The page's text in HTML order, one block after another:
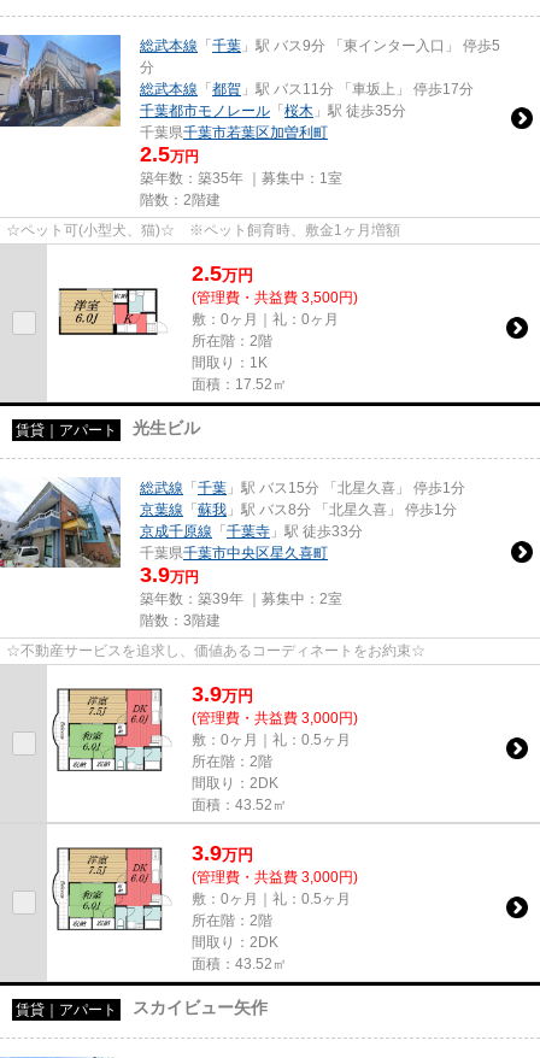
総武本線 「 千葉 」駅 バス9分 「東インター入口」 停歩5
分
総武本線 「 都賀 」駅 バス11分 「車坂上」 停歩17分
千葉都市モノレール 「 桜木 」駅 徒歩35分
千葉県千葉市若葉区加曽利町
2.5万円
築年数：築35年 ｜募集中： 1室
階数：2階建
☆ペット可(小型犬、猫)☆ ※ペット飼育時、敷金1ヶ月増額
2.5万円
(管理費・共益費 3,500円)
敷：0ヶ月｜礼：0ヶ月
所在階：2階
間取り：1K
面積：17.52㎡
賃貸｜アパート 光生ビル
総武線 「 千葉 」駅 バス15分 「北星久喜」 停歩1分
京葉線 「 蘇我 」駅 バス8分 「北星久喜」 停歩1分
京成千原線 「 千葉寺 」駅 徒歩33分
千葉県千葉市中央区星久喜町
3.9万円
築年数：築39年 ｜募集中： 2室
階数：3階建
☆不動産サービスを追求し、価値あるコーディネートをお約束☆
3.9万円
(管理費・共益費 3,000円)
敷：0ヶ月｜礼：0.5ヶ月
所在階：2階
間取り：2DK
面積：43.52㎡
3.9万円
(管理費・共益費 3,000円)
敷：0ヶ月｜礼：0.5ヶ月
所在階：2階
間取り：2DK
面積：43.52㎡
賃貸｜アパート スカイビュー矢作